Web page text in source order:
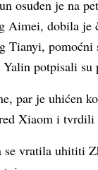
osuđen je na
Aimei, dobila
Tianyi,
potpisali su
par je uhićen
Xiaom i
se vratila uhititi